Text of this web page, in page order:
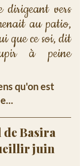
dirigeant vers
au patio,
que ce soi, dit
à peine
qu'on est
de Basira
juin